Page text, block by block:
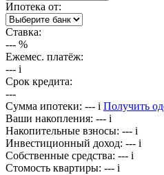
Ипотека от:
Ставка:
--- %
Ежемес. платёж:
--- i
Срок кредита:
---
Сумма ипотеки: --- i Получить
Ваши накопления: --- i
Накопительные взносы: --- i
Инвестиционный доход: --- i
Собственные средства: --- i
Стомость квартиры: --- i